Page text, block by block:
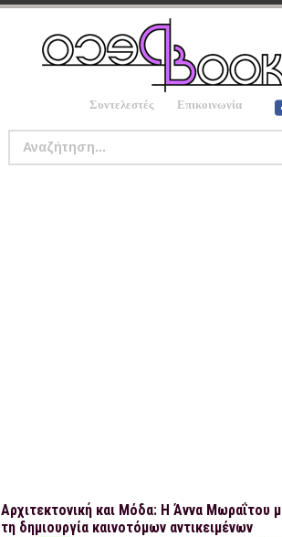
Συντελεστές Επικοινωνία
Αρχιτεκτονική και Μόδα: Η Άννα Μωραΐτου
τη δημιουργία καινοτόμων αντικειμένων